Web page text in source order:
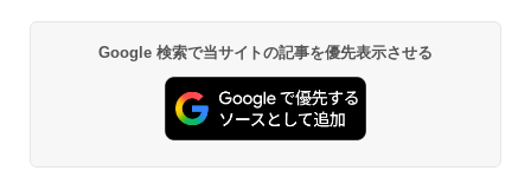
Google 検索で当サイトの記事を優先表示させる